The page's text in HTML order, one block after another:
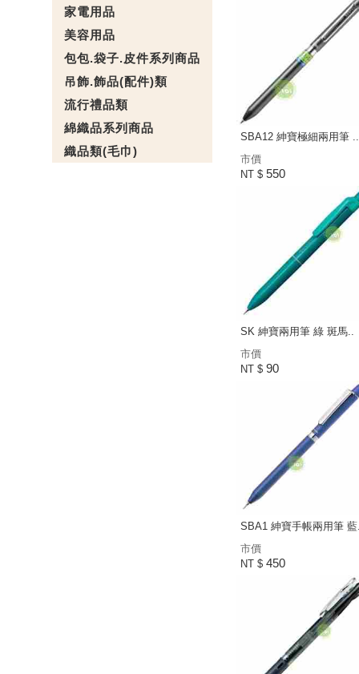
家電用品
美容用品
包包.袋子.皮件系列商品
吊飾.飾品(配件)類
流行禮品類
綿織品系列商品
織品類(毛巾)
SBA12 紳寶極細兩用筆 ..
市價
NT $ 550
SK 紳寶兩用筆 綠 斑馬..
市價
NT $ 90
SBA1 紳寶手帳兩用筆
市價
NT $ 450